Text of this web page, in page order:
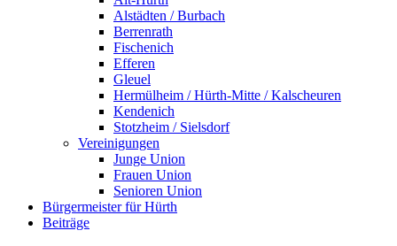
Alstädten / Burbach
Berrenrath
Fischenich
Efferen
Gleuel
Hermülheim / Hürth-Mitte / Kalscheuren
Kendenich
Stotzheim / Sielsdorf
Vereinigungen
Junge Union
Frauen Union
Senioren Union
Bürgermeister für Hürth
Beiträge